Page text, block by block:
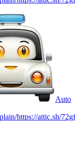
Auto
https://attic.sh/